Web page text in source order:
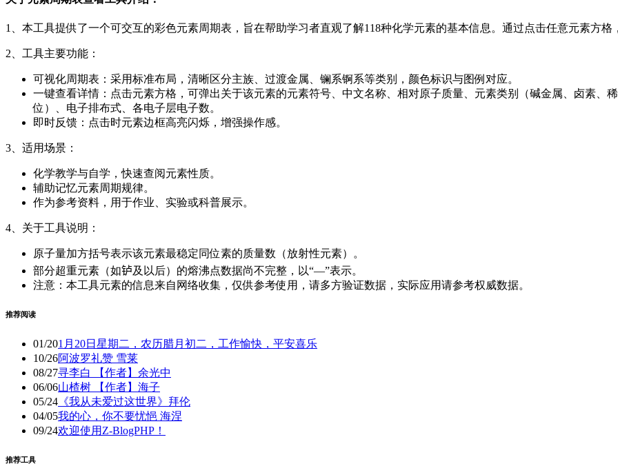
1、本工具提供了一个可交互的彩色元素周期表，旨在帮助学习者直观了解118种化学元素的基本信息。通过点击任意元素方格
2、工具主要功能：
可视化周期表：采用标准布局，清晰区分主族、过渡金属、镧系锕系等类别，颜色标识与图例对应。
一键查看详情：点击元素方格，可弹出关于该元素的元素符号、中文名称、相对原子质量、元素类别（碱金属、卤素、
位）、电子排布式、各电子层电子数。
即时反馈：点击时元素边框高亮闪烁，增强操作感。
3、适用场景：
化学教学与自学，快速查阅元素性质。
辅助记忆元素周期规律。
作为参考资料，用于作业、实验或科普展示。
4、关于工具说明：
原子量加方括号表示该元素最稳定同位素的质量数（放射性元素）。
部分超重元素（如𬬻及以后）的熔沸点数据尚不完整，以“—”表示。
注意：本工具元素的信息来自网络收集，仅供参考使用，请多方验证数据，实际应用请参考权威数据。
推荐阅读
01/201月20日星期二，农历腊月初二，工作愉快，平安喜乐
10/26阿波罗礼赞 雪莱
08/27寻李白 【作者】余光中
06/06山楂树 【作者】海子
05/24 《我从未爱过这世界》拜伦
04/05我的心，你不要忧悒 海涅
09/24欢迎使用Z-BlogPHP！
推荐工具